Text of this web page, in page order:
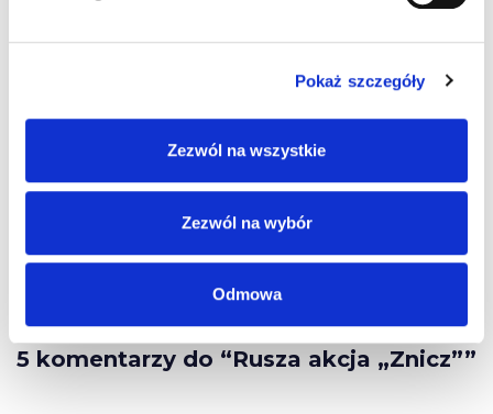
Pokaż szczegóły
Zezwól na wszystkie
Zezwól na wybór
Odmowa
5 komentarzy do “Rusza akcja „Znicz””